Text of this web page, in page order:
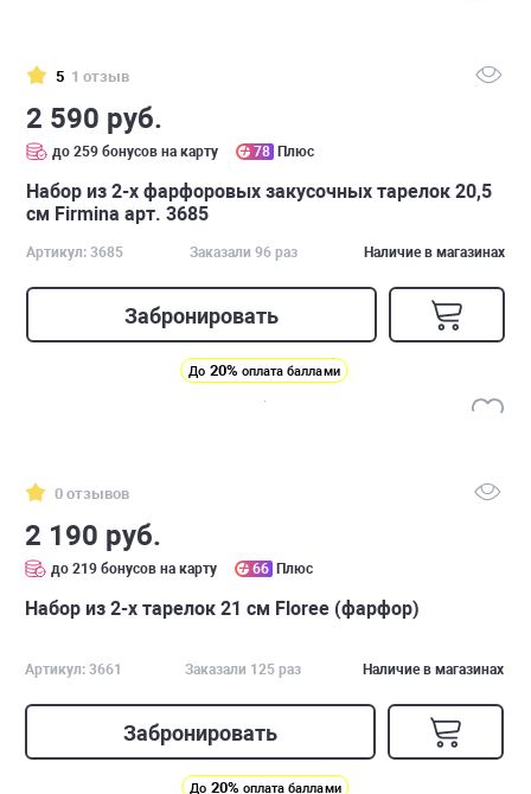
5 1 отзыв
2 590 руб.
до 259 бонусов на карту 78 Плюс
Набор из 2-х фарфоровых закусочных тарелок 20,5
см Firmina арт. 3685
Артикул: 3685 Заказали 96 раз Наличие в магазинах
Забронировать
До 20% оплата баллами
0 отзывов
2 190 руб.
до 219 бонусов на карту 66 Плюс
Набор из 2-х тарелок 21 см Floree (фарфор)
Артикул: 3661 Заказали 125 раз Наличие в магазинах
Забронировать
До 20% оплата баллами